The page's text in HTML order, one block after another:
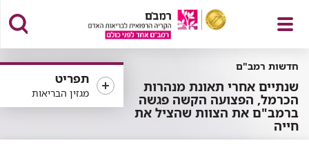
פתח
תפריט
מגזין הבריאות
חדשות רמב"ם
שנתיים אחרי תאונת מנהרות
הכרמל, הפצועה הקשה פגשה
ברמב"ם את הצוות שהציל את
חייה